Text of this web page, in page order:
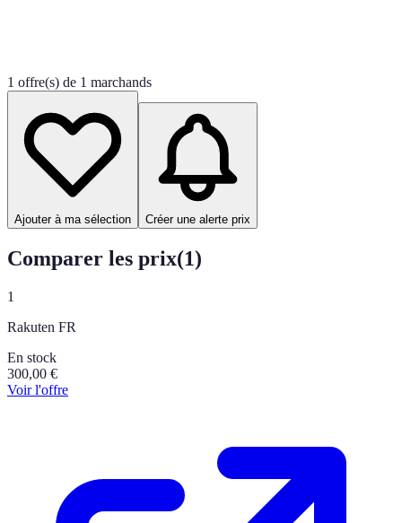
1 offre(s) de 1 marchands
Ajouter à ma sélection Créer une alerte prix
Comparer les prix(1)
1
Rakuten FR
En stock
300,00 €
Voir l'offre